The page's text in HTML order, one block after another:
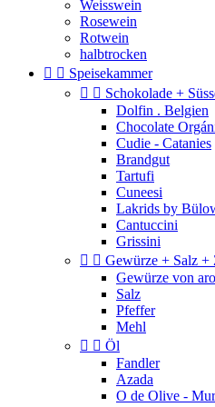
Weisswein
Rosewein
Rotwein
halbtrocken
  Speisekammer
  Schokolade +
Dolfin . Belgien
Chocolate
Cudie - Catanies
Brandgut
Tartufi
Cuneesi
Lakrids by
Cantuccini
Grissini
  Gewürze + Salz +
Gewürze von
Salz
Pfeffer
Mehl
  Öl
Fandler
Azada
O de Olive -